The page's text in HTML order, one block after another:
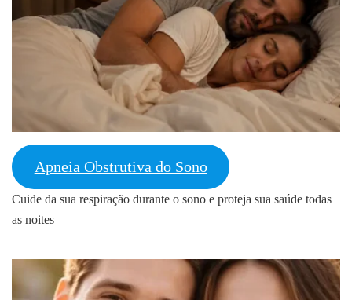
Apneia Obstrutiva do Sono
Cuide da sua respiração durante o sono e proteja sua saúde todas
as noites